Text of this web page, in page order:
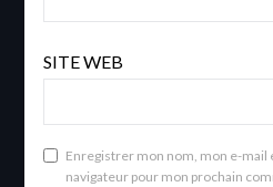
SITE WEB
Enregistrer mon nom, mon e-mail
navigateur pour mon prochain